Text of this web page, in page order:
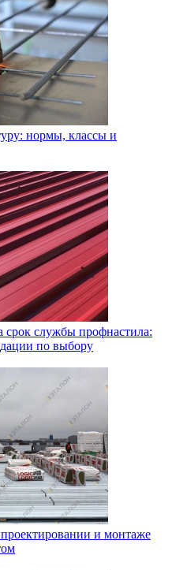
нормы, классы и
срок службы профнастила:
по выбору
и монтаже